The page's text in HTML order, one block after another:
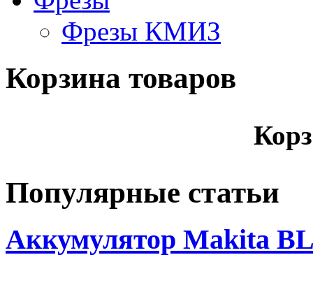
Фрезы КМИЗ
Корзина товаров
Популярные статьи
Аккумулятор Makita